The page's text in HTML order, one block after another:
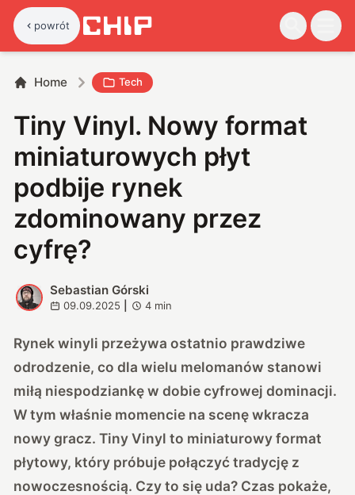
powrót
Home Tech
Tiny Vinyl. Nowy format
miniaturowych płyt
podbije rynek
zdominowany przez
cyfrę?
S
Sebastian Górski
09.09.2025 4 min
Rynek winyli przeżywa ostatnio prawdziwe
odrodzenie, co dla wielu melomanów stanowi
miłą niespodziankę w dobie cyfrowej dominacji.
W tym właśnie momencie na scenę wkracza
nowy gracz. Tiny Vinyl to miniaturowy format
płytowy, który próbuje połączyć tradycję z
nowoczesnością. Czy to się uda? Czas pokaże,